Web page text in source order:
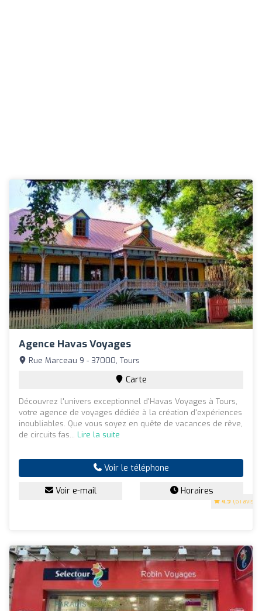
Agence Havas Voyages
4.9 (61 avis)
Rue Marceau 9 - 37000, Tours
Carte
Découvrez l'univers exceptionnel d'Havas Voyages à Tours,
votre agence de voyages dédiée à la création d'expériences
inoubliables. Que vous soyez en quête de vacances de rêve,
de circuits fas... Lire la suite
Voir le téléphone
Voir e-mail Horaires